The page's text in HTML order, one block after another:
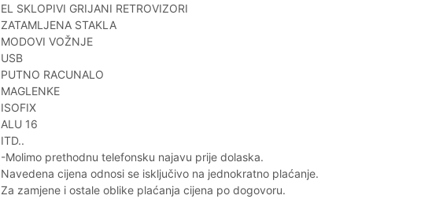
EL SKLOPIVI GRIJANI RETROVIZORI
ZATAMLJENA STAKLA
MODOVI VOŽNJE
USB
PUTNO RACUNALO
MAGLENKE
ISOFIX
ALU 16
ITD..
-Molimo prethodnu telefonsku najavu prije dolaska.
Navedena cijena odnosi se isključivo na jednokratno plaćanje.
Za zamjene i ostale oblike plaćanja cijena po dogovoru.